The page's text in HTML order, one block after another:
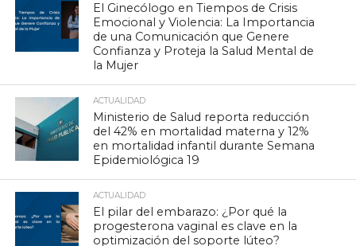
El Ginecólogo en Tiempos de Crisis
Emocional y Violencia: La Importancia
de una Comunicación que Genere
Confianza y Proteja la Salud Mental de
la Mujer
ACTUALIDAD
Ministerio de Salud reporta reducción
del 42% en mortalidad materna y 12%
en mortalidad infantil durante Semana
Epidemiológica 19
ACTUALIDAD
El pilar del embarazo: ¿Por qué la
progesterona vaginal es clave en la
optimización del soporte lúteo?